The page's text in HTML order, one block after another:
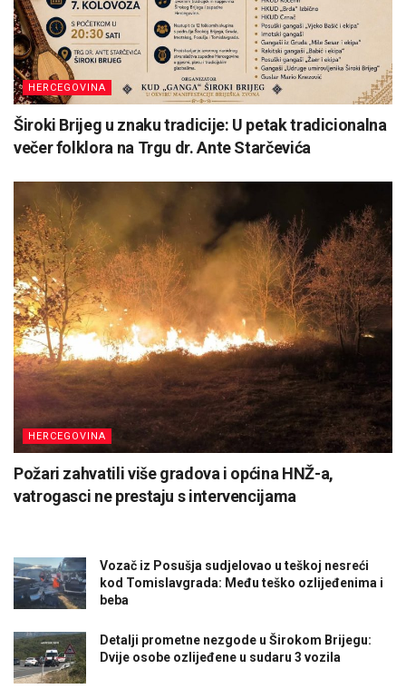
HERCEGOVINA
Široki Brijeg u znaku tradicije: U petak tradicionalna
večer folklora na Trgu dr. Ante Starčevića
HERCEGOVINA
Požari zahvatili više gradova i općina HNŽ-a,
vatrogasci ne prestaju s intervencijama
Vozač iz Posušja sudjelovao u teškoj nesreći
kod Tomislavgrada: Među teško ozlijeđenima i
beba
Detalji prometne nezgode u Širokom Brijegu:
Dvije osobe ozlijeđene u sudaru 3 vozila